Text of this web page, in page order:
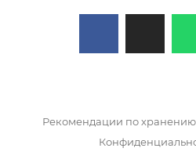
Рекомендации по хранению